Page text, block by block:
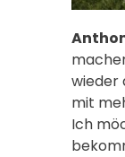
wieder
mit
Ich